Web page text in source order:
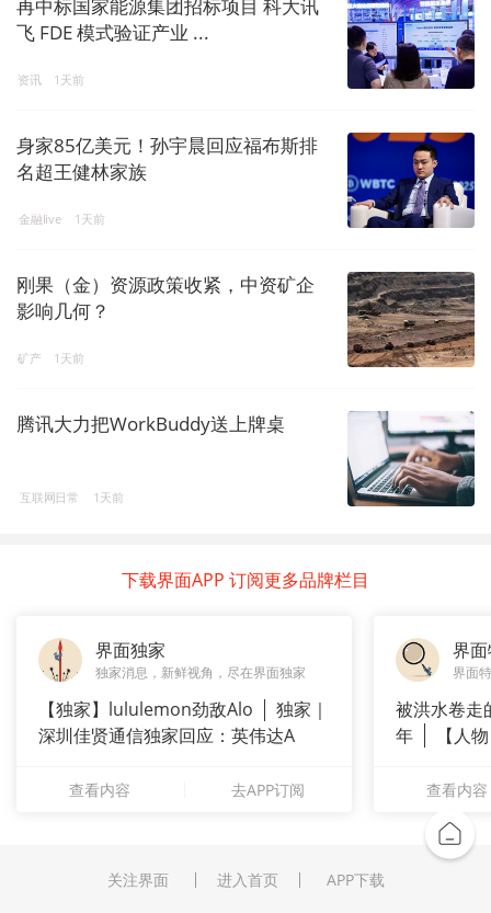
再中标国家能源集团招标项目 科大讯
飞 FDE 模式验证产业 ...
资讯 1天前
身家85亿美元！孙宇晨回应福布斯排
名超王健林家族
金融live 1天前
刚果（金）资源政策收紧，中资矿企
影响几何？
矿产 1天前
腾讯大力把WorkBuddy送上牌桌
互联网日常 1天前
下载界面APP 订阅更多品牌栏目
界面独家
独家消息，新鲜视角，尽在界面独家
【独家】lululemon劲敌Alo
独家｜
深圳佳贤通信独家回应：英伟达A
查看内容 去APP订阅
界
界面
被洪水卷走
年
【人
查看内容
关注界面 进入首页 APP下载